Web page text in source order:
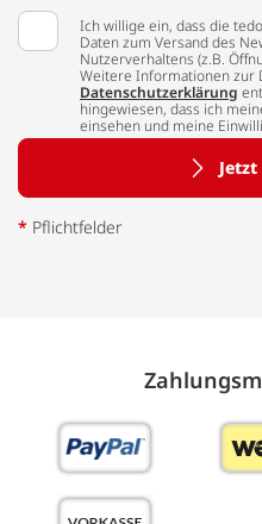
Ich willige ein, dass die
Daten zum Versand des
Nutzerverhaltens (z.B.
Weitere Informationen zur
Datenschutzerklärung
hingewiesen, dass ich
einsehen und meine
* Pflichtfelder